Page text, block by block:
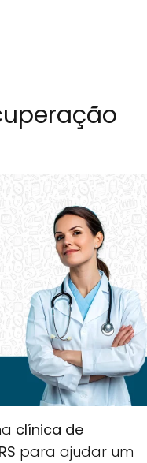
clínica de
para ajudar um